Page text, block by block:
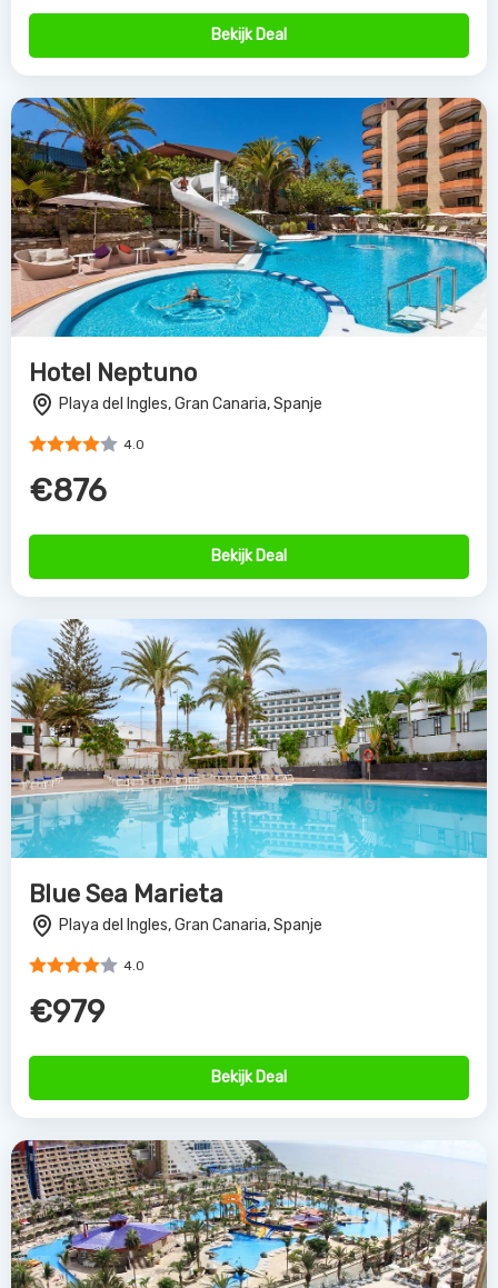
Bekijk Deal
Hotel Neptuno
Playa del Ingles, Gran Canaria, Spanje
4.0
€876
Bekijk Deal
Blue Sea Marieta
Playa del Ingles, Gran Canaria, Spanje
4.0
€979
Bekijk Deal